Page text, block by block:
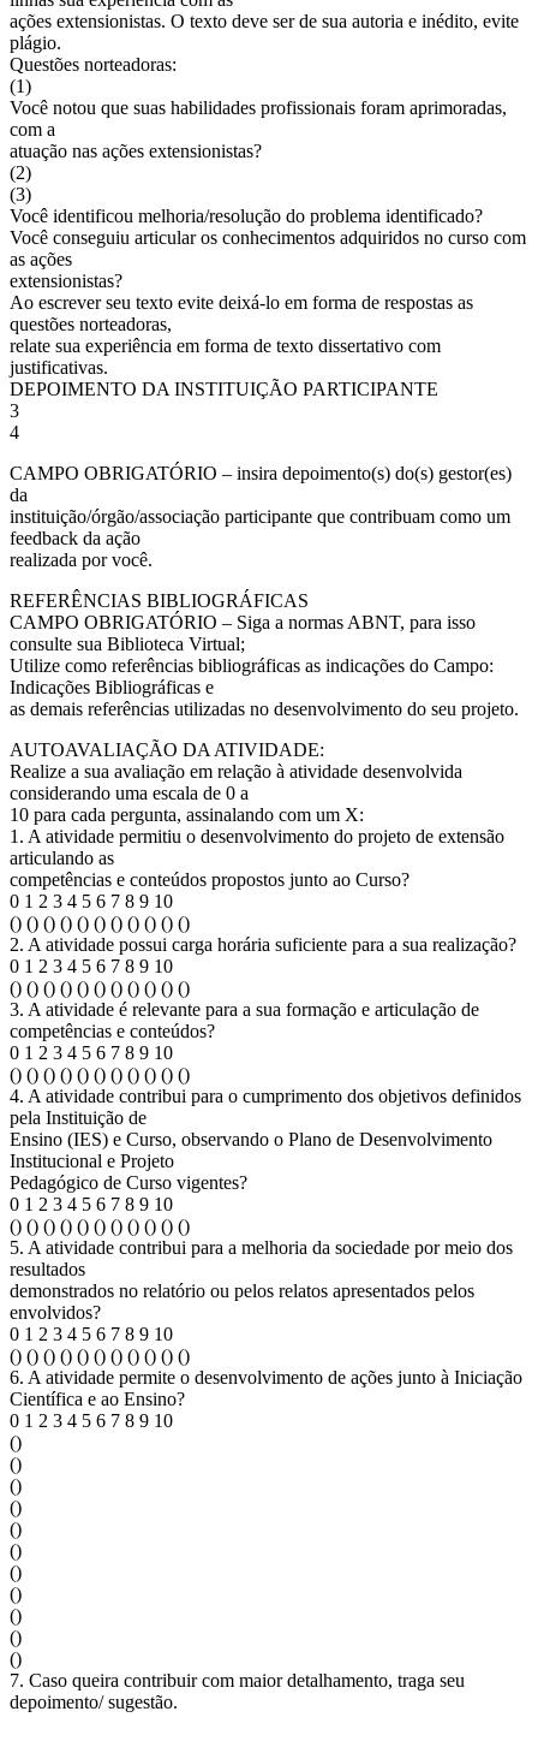
ações extensionistas. O texto deve ser de sua autoria e inédito, evite
plágio.
Questões norteadoras:
(1)
Você notou que suas habilidades profissionais foram aprimoradas,
com a
atuação nas ações extensionistas?
(2)
(3)
Você identificou melhoria/resolução do problema identificado?
Você conseguiu articular os conhecimentos adquiridos no curso com
as ações
extensionistas?
Ao escrever seu texto evite deixá-lo em forma de respostas as
questões norteadoras,
relate sua experiência em forma de texto dissertativo com
justificativas.
DEPOIMENTO DA INSTITUIÇÃO PARTICIPANTE
3
4
CAMPO OBRIGATÓRIO – insira depoimento(s) do(s) gestor(es)
da
instituição/órgão/associação participante que contribuam como um
feedback da ação
realizada por você.
REFERÊNCIAS BIBLIOGRÁFICAS
CAMPO OBRIGATÓRIO – Siga a normas ABNT, para isso
consulte sua Biblioteca Virtual;
Utilize como referências bibliográficas as indicações do Campo:
Indicações Bibliográficas e
as demais referências utilizadas no desenvolvimento do seu projeto.
AUTOAVALIAÇÃO DA ATIVIDADE:
Realize a sua avaliação em relação à atividade desenvolvida
considerando uma escala de 0 a
10 para cada pergunta, assinalando com um X:
1. A atividade permitiu o desenvolvimento do projeto de extensão
articulando as
competências e conteúdos propostos junto ao Curso?
0 1 2 3 4 5 6 7 8 9 10
() () () () () () () () () () ()
2. A atividade possui carga horária suficiente para a sua realização?
0 1 2 3 4 5 6 7 8 9 10
() () () () () () () () () () ()
3. A atividade é relevante para a sua formação e articulação de
competências e conteúdos?
0 1 2 3 4 5 6 7 8 9 10
() () () () () () () () () () ()
4. A atividade contribui para o cumprimento dos objetivos definidos
pela Instituição de
Ensino (IES) e Curso, observando o Plano de Desenvolvimento
Institucional e Projeto
Pedagógico de Curso vigentes?
0 1 2 3 4 5 6 7 8 9 10
() () () () () () () () () () ()
5. A atividade contribui para a melhoria da sociedade por meio dos
resultados
demonstrados no relatório ou pelos relatos apresentados pelos
envolvidos?
0 1 2 3 4 5 6 7 8 9 10
() () () () () () () () () () ()
6. A atividade permite o desenvolvimento de ações junto à Iniciação
Científica e ao Ensino?
0 1 2 3 4 5 6 7 8 9 10
()
()
()
()
()
()
()
()
()
()
()
7. Caso queira contribuir com maior detalhamento, traga seu
depoimento/ sugestão.